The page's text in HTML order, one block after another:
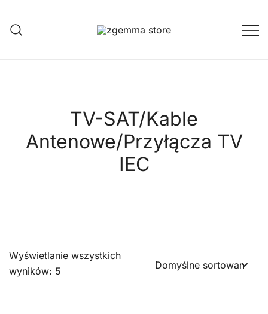
treści
TV-SAT/Kable
Antenowe/Przyłącza TV
IEC
Wyświetlanie wszystkich
wyników: 5